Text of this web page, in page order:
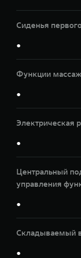
Сиденья
●
Функции
●
Электрическая
●
Центральный
управления
●
Складываемый
●